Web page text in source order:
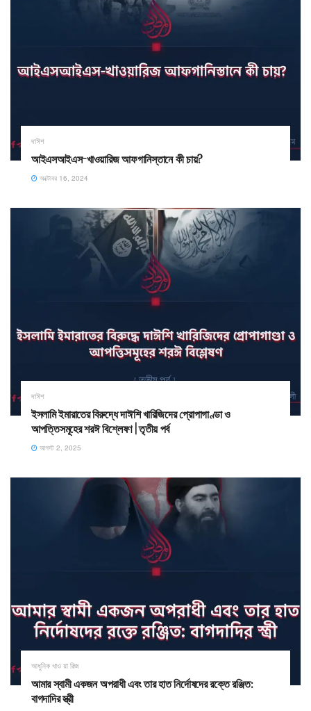
দাঈশ
আইএসআইএস-খাওয়ারিজ আফগানিস্তানে কী চায়?
অক্টোবর 16, 2024
দাঈশ
ইসলামি ইমারাতের বিরুদ্ধে দাঈশি খারিজিদের প্রোপাগাণ্ডা ও
আপত্তিসমূহের শরঈ বিশ্লেষণ | তৃতীয় পর্ব
আগস্ট 2, 2025
আধুনিক খাও য়া রিজ
আমার স্বামী একজন অপরাধী এবং তার হাত নির্দোষদের রক্তে রঞ্জিত:
বাগদাদির স্ত্রী